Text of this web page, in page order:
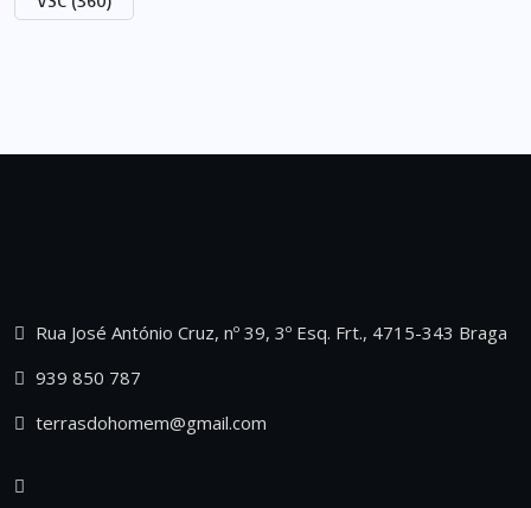
Rua José António Cruz, nº 39, 3º Esq. Frt., 4715-343 Braga
939 850 787
terrasdohomem@gmail.com